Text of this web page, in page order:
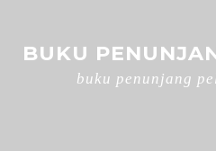
BUKU
buku penunjang